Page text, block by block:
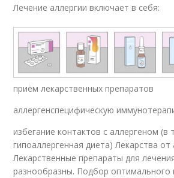
Лечение аллергии включает в себя:
приём лекарственных препаратов
аллергенспецифическую
избегание контактов с аллергеном (в
гипоаллергенная диета) Лекарства от
Лекарственные препараты для
разнообразны. Подбор оптимального